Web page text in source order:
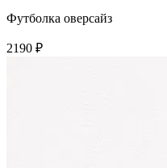
Футболка оверсайз
2190 ₽